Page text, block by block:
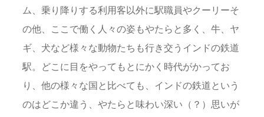
ム、乗り降りする利用客以外に駅職員やクーリーそ
の他、ここで働く人々の姿もやたらと多く、牛、ヤ
ギ、犬など様々な動物たちも行き交うインドの鉄道
駅。どこに目をやってもとにかく時代がかってお
り、他の様々な国と比べても、インドの鉄道という
のはどこか違う、やたらと味わい深い（？）思いが